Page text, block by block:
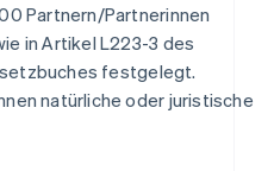
Partnern/Partnerinnen
in Artikel L223-3 des
festgelegt.
natürliche oder juristische